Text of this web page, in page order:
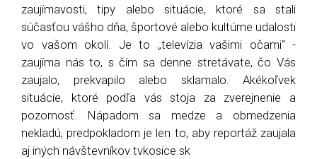
zaujímavosti, tipy alebo situácie, ktoré sa stali
súčasťou vášho dňa, športové alebo kultúrne udalosti
vo vašom okolí. Je to „televízia vašimi očami“ -
zaujíma nás to, s čím sa denne stretávate, čo Vás
zaujalo, prekvapilo alebo sklamalo. Akékoľvek
situácie, ktoré podľa vás stoja za zverejnenie a
pozornosť. Nápadom sa medze a obmedzenia
nekladú, predpokladom je len to, aby reportáž zaujala
aj iných návštevníkov tvkosice.sk